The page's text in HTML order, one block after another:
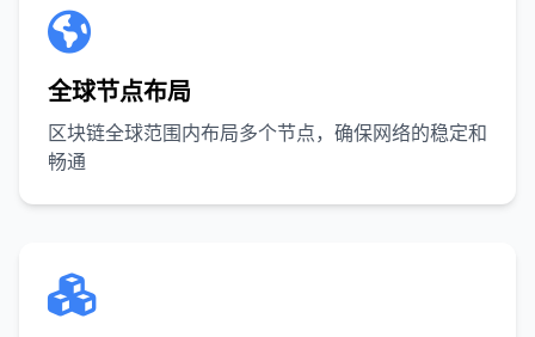
全球节点布局
区块链全球范围内布局多个节点，确保网络的稳定和
畅通